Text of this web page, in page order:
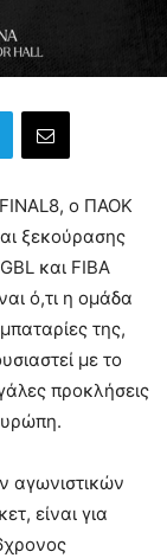
ο ΠΑΟΚ
ξεκούρασης
και FIBA
ό,τι η ομάδα
της,
με το
προκλήσεις
αγωνιστικών
είναι για